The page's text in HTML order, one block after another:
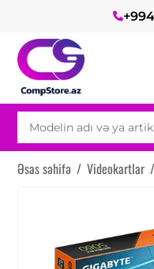
Əsas səhifə / Videokartlar /